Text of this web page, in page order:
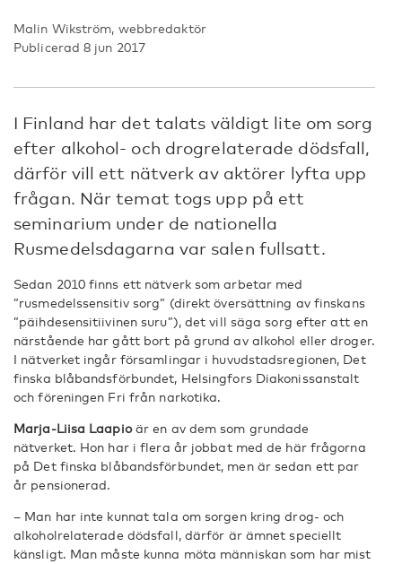
Malin Wikström, webbredaktör
Publicerad 8 jun 2017
I Finland har det talats väldigt lite om sorg
efter alkohol- och drogrelaterade dödsfall,
därför vill ett nätverk av aktörer lyfta upp
frågan. När temat togs upp på ett
seminarium under de nationella
Rusmedelsdagarna var salen fullsatt.
Sedan 2010 finns ett nätverk som arbetar med
”rusmedelssensitiv sorg” (direkt översättning av finskans
”päihdesensitiivinen suru”), det vill säga sorg efter att en
närstående har gått bort på grund av alkohol eller droger.
I nätverket ingår församlingar i huvudstadsregionen, Det
finska blåbandsförbundet, Helsingfors Diakonissanstalt
och föreningen Fri från narkotika.
Marja-Liisa Laapioär en av dem som grundade
nätverket. Hon har i flera år jobbat med de här frågorna
på Det finska blåbandsförbundet, men är sedan ett par
år pensionerad.
– Man har inte kunnat tala om sorgen kring drog- och
alkoholrelaterade dödsfall, därför är ämnet speciellt
känsligt. Man måste kunna möta människan som har mist